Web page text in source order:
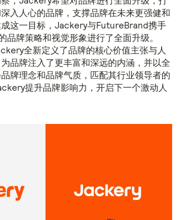
入人心的品牌，支撑品牌在未来更强健和
这一目标，Jackery与FutureBrand携手
品牌策略和视觉形象进行了全面升级。
全新定义了品牌的核心价值主张与人
品牌注入了更丰富和深远的内涵，并以全
牌理念和品牌气质，匹配其行业领导者的
提升品牌影响力，开启下一个激动人